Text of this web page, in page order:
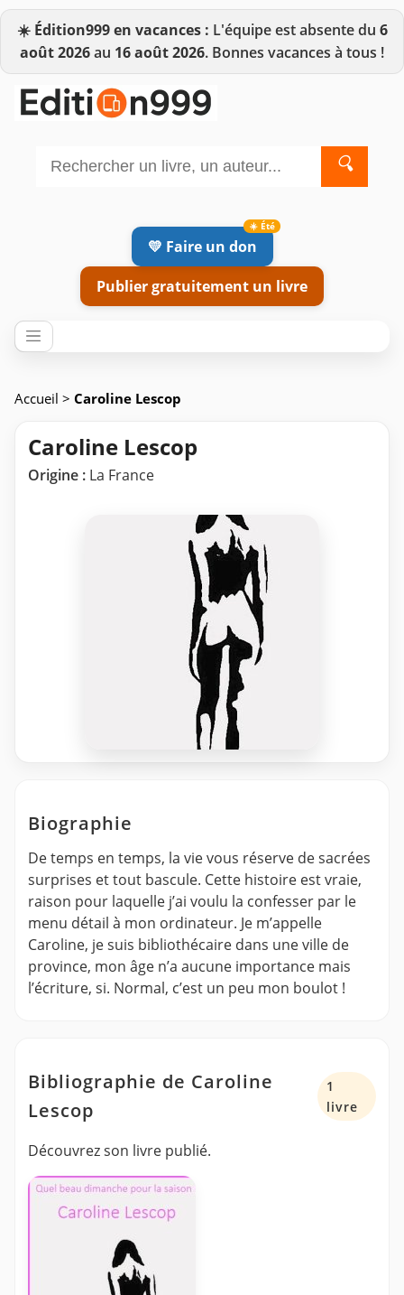
☀️ Édition999 en vacances : L'équipe est absente du 6
août 2026au 16 août 2026. Bonnes vacances à tous !
🔍
💛 Faire un don
Publier gratuitement un livre
Accueil > Caroline Lescop
Caroline Lescop
Origine : La France
Biographie
De temps en temps, la vie vous réserve de sacrées
surprises et tout bascule. Cette histoire est vraie,
raison pour laquelle j’ai voulu la confesser par le
menu détail à mon ordinateur. Je m’appelle
Caroline, je suis bibliothécaire dans une ville de
province, mon âge n’a aucune importance mais
l’écriture, si. Normal, c’est un peu mon boulot !
Bibliographie de Caroline
Lescop
1
livre
Découvrez son livre publié.